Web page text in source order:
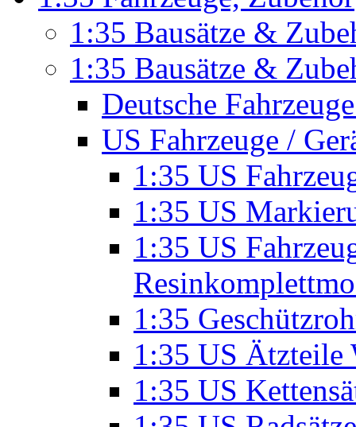
1:35 Bausätze &
1:35 Bausätze &
Deutsche
US Fahrzeuge /
1:35 US
1:35 US
1:35 US
1:35
1:35 US
1:35 US